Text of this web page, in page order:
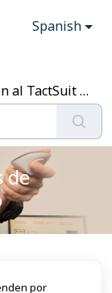
Spanish
TactSuit Pro
de
por